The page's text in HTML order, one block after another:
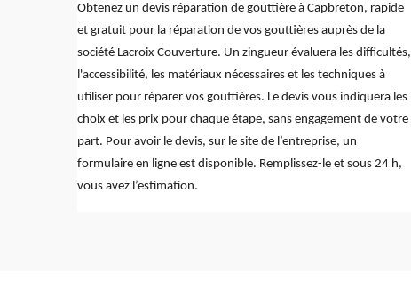
Obtenez un devis réparation de gouttière à Capbreton, rapide
et gratuit pour la réparation de vos gouttières auprès de la
société Lacroix Couverture. Un zingueur évaluera les difficultés,
l'accessibilité, les matériaux nécessaires et les techniques à
utiliser pour réparer vos gouttières. Le devis vous indiquera les
choix et les prix pour chaque étape, sans engagement de votre
part. Pour avoir le devis, sur le site de l’entreprise, un
formulaire en ligne est disponible. Remplissez-le et sous 24 h,
vous avez l’estimation.